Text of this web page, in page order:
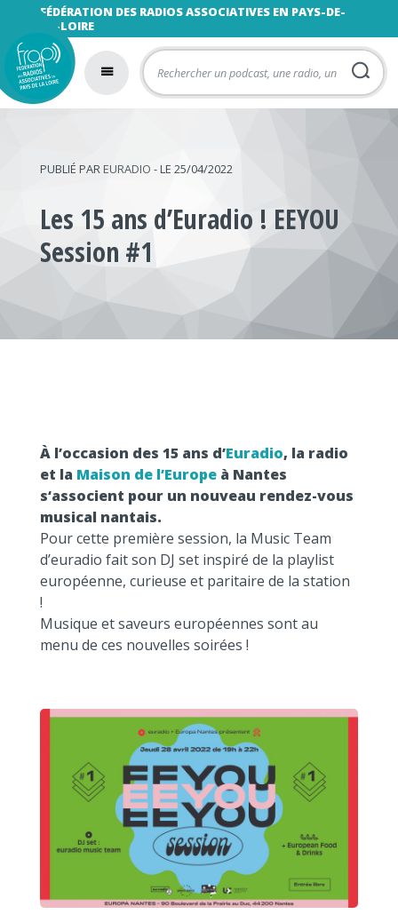
FÉDÉRATION DES RADIOS ASSOCIATIVES EN PAYS-DE-
LA-LOIRE
PUBLIÉ PAR EURADIO - LE 25/04/2022
Les 15 ans d’Euradio ! EEYOU
Session #1
À l’occasion des 15 ans d’Euradio, la radio
et la Maison de l’Europeà Nantes
s‘associent pour un nouveau rendez-vous
musical nantais.
Pour cette première session, la Music Team
d’euradio fait son DJ set inspiré de la playlist
européenne, curieuse et paritaire de la station
!
Musique et saveurs européennes sont au
menu de ces nouvelles soirées !